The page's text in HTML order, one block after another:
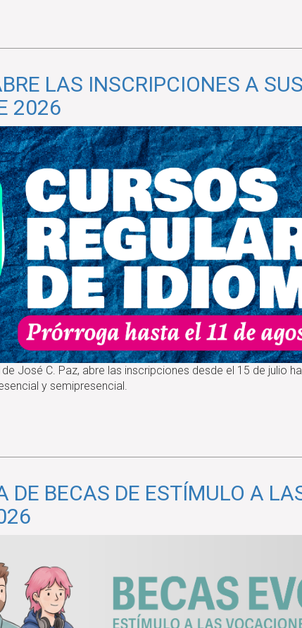
LAS INSCRIPCIONES A
2026
José C. Paz, abre las inscripciones desde el 15 de julio
y semipresencial.
DE BECAS DE ESTÍMULO A